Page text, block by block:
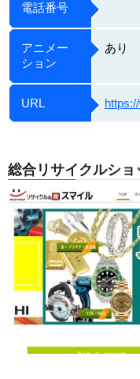
電話番号
アニメー
ション
あり
URL
総合リサイクルショ